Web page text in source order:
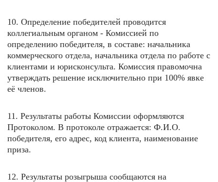
10. Определение победителей проводится
коллегиальным органом - Комиссией по
определению победителя, в составе: начальника
коммерческого отдела, начальника отдела по работе с
клиентами и юрисконсульта. Комиссия правомочна
утверждать решение исключительно при 100% явке
её членов.
11. Результаты работы Комиссии оформляются
Протоколом. В протоколе отражается: Ф.И.О.
победителя, его адрес, код клиента, наименование
приза.
12. Результаты розыгрыша сообщаются на